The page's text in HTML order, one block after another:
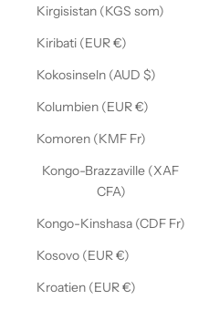
Kirgisistan (KGS som)
Kiribati (EUR €)
Kokosinseln (AUD $)
Kolumbien (EUR €)
Komoren (KMF Fr)
Kongo-Brazzaville (XAF
CFA)
Kongo-Kinshasa (CDF Fr)
Kosovo (EUR €)
Kroatien (EUR €)